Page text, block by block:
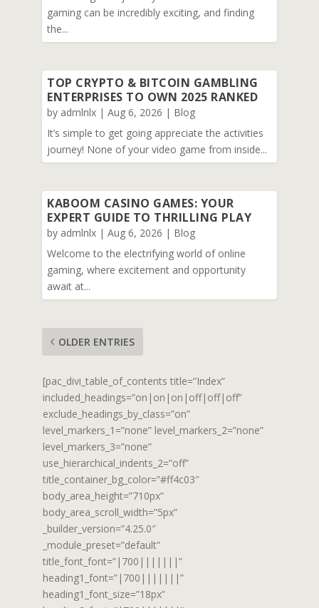
gaming can be incredibly exciting, and finding
the...
TOP CRYPTO & BITCOIN GAMBLING
ENTERPRISES TO OWN 2025 RANKED
by admlnlx |Aug 6, 2026 | Blog
It’s simple to get going appreciate the activities
journey! None of your video game from inside...
KABOOM CASINO GAMES: YOUR
EXPERT GUIDE TO THRILLING PLAY
by admlnlx |Aug 6, 2026 | Blog
Welcome to the electrifying world of online
gaming, where excitement and opportunity
await at...
OLDER ENTRIES
[pac_divi_table_of_contents title=”Index”
included_headings=”on|on|on|off|off|off”
exclude_headings_by_class=”on”
level_markers_1=”none” level_markers_2=”none”
level_markers_3=”none”
use_hierarchical_indents_2=”off”
title_container_bg_color=”#ff4c03″
body_area_height=”710px”
body_area_scroll_width=”5px”
_builder_version=”4.25.0″
_module_preset=”default”
title_font_font=”|700|||||||”
heading1_font=”|700|||||||”
heading1_font_size=”18px”